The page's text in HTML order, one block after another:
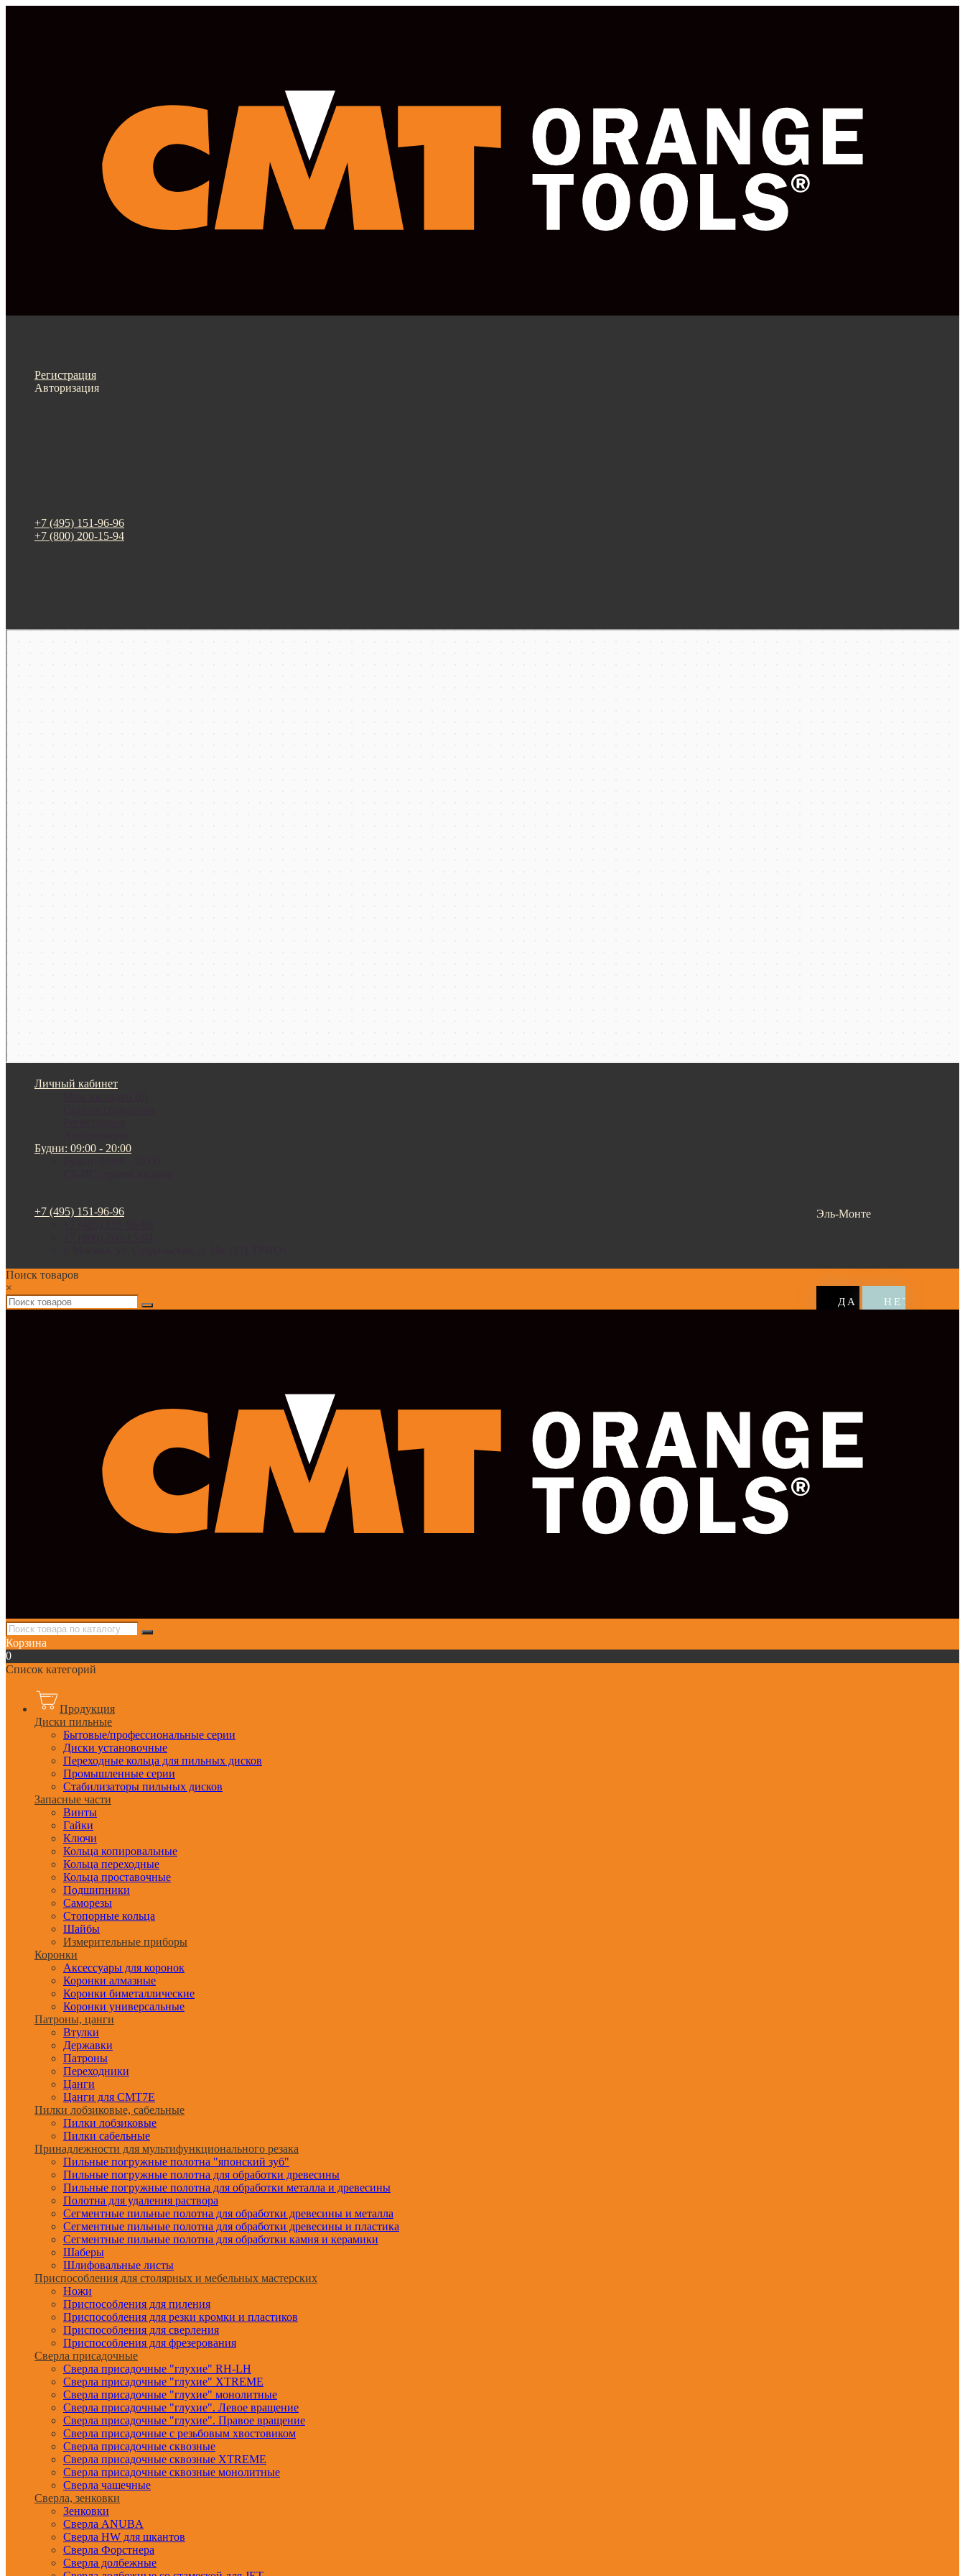
Регистрация
Авторизация
+7 (495) 151-96-96
+7 (800) 200-15-94
Москва
Личный кабинет
Будни: 09:00 - 20:00
Эль-Монте
+7 (495) 151-96-96
Поиск товаров
×
Корзина
0
Список категорий
Продукция
Диски пильные
Бытовые/профессиональные серии
Диски установочные
Переходные кольца для пильных дисков
Промышленные серии
Стабилизаторы пильных дисков
Запасные части
Винты
Гайки
Ключи
Кольца копировальные
Кольца переходные
Кольца проставочные
Подшипники
Саморезы
Стопорные кольца
Шайбы
Измерительные приборы
Коронки
Аксессуары для коронок
Коронки алмазные
Коронки биметаллические
Коронки универсальные
Патроны, цанги
Втулки
Державки
Патроны
Переходники
Цанги
Цанги для CMT7E
Пилки лобзиковые, сабельные
Пилки лобзиковые
Пилки сабельные
Принадлежности для мультифункционального резака
Пильные погружные полотна "японский зуб"
Пильные погружные полотна для обработки древесины
Пильные погружные полотна для обработки металла и древесины
Полотна для удаления раствора
Сегментные пильные полотна для обработки древесины и металла
Сегментные пильные полотна для обработки древесины и пластика
Сегментные пильные полотна для обработки камня и керамики
Шаберы
Шлифовальные листы
Приспособления для столярных и мебельных мастерских
Ножи
Приспособления для пиления
Приспособления для резки кромки и пластиков
Приспособления для сверления
Приспособления для фрезерования
Сверла присадочные
Сверла присадочные "глухие" RH-LH
Сверла присадочные "глухие" XTREME
Сверла присадочные "глухие" монолитные
Сверла присадочные "глухие". Левое вращение
Сверла присадочные "глухие". Правое вращение
Сверла присадочные с резьбовым хвостовиком
Сверла присадочные сквозные
Сверла присадочные сквозные XTREME
Сверла присадочные сквозные монолитные
Сверла чашечные
Сверла, зенковки
Зенковки
Сверла ANUBA
Сверла HW для шкантов
Сверла Форстнера
Сверла долбежные